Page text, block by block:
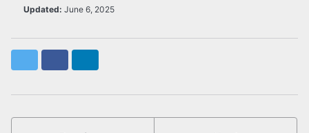
Updated: June 6, 2025